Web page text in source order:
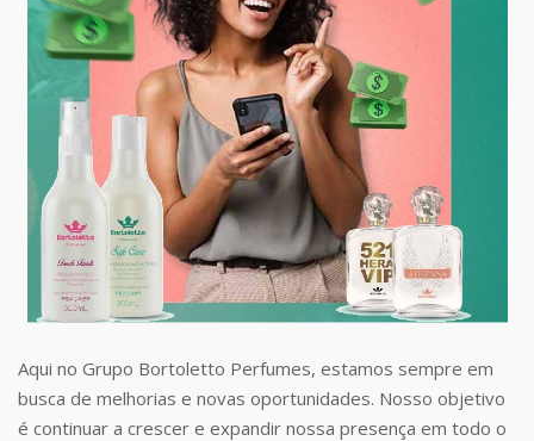
Aqui no Grupo Bortoletto Perfumes, estamos sempre em
busca de melhorias e novas oportunidades. Nosso objetivo
é continuar a crescer e expandir nossa presença em todo o